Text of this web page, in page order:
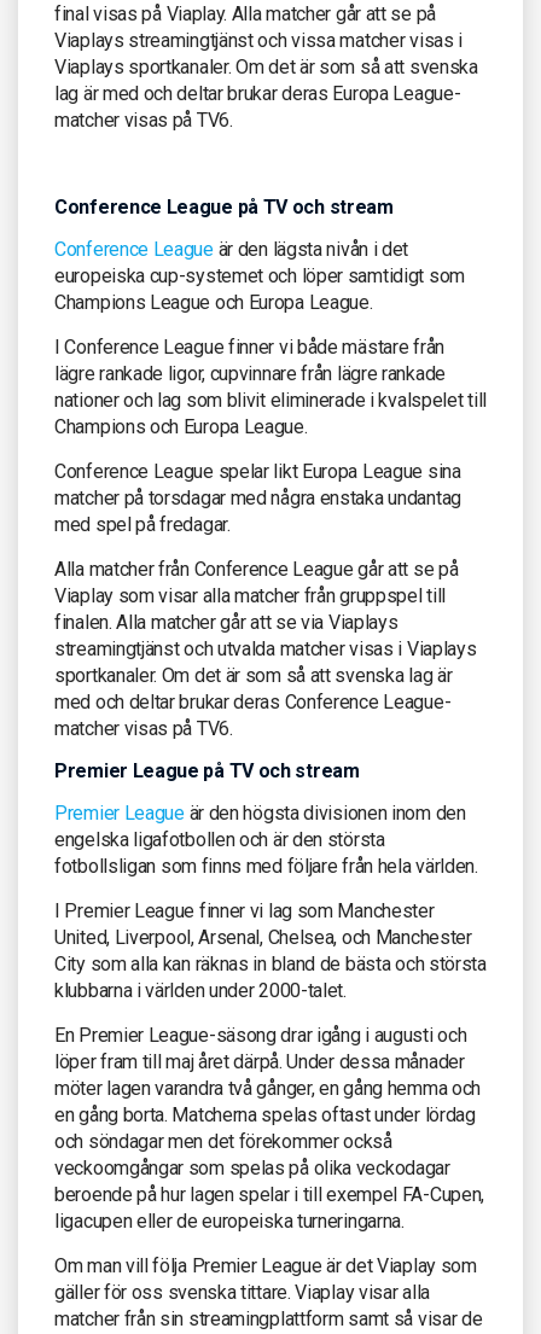
final visas på Viaplay. Alla matcher går att se på
Viaplays streamingtjänst och vissa matcher visas i
Viaplays sportkanaler. Om det är som så att svenska
lag är med och deltar brukar deras Europa League-
matcher visas på TV6.
Conference League på TV och stream
Conference Leagueär den lägsta nivån i det
europeiska cup-systemet och löper samtidigt som
Champions League och Europa League.
I Conference League finner vi både mästare från
lägre rankade ligor, cupvinnare från lägre rankade
nationer och lag som blivit eliminerade i kvalspelet till
Champions och Europa League.
Conference League spelar likt Europa League sina
matcher på torsdagar med några enstaka undantag
med spel på fredagar.
Alla matcher från Conference League går att se på
Viaplay som visar alla matcher från gruppspel till
finalen. Alla matcher går att se via Viaplays
streamingtjänst och utvalda matcher visas i Viaplays
sportkanaler. Om det är som så att svenska lag är
med och deltar brukar deras Conference League-
matcher visas på TV6.
Premier League på TV och stream
Premier Leagueär den högsta divisionen inom den
engelska ligafotbollen och är den största
fotbollsligan som finns med följare från hela världen.
I Premier League finner vi lag som Manchester
United, Liverpool, Arsenal, Chelsea, och Manchester
City som alla kan räknas in bland de bästa och största
klubbarna i världen under 2000-talet.
En Premier League-säsong drar igång i augusti och
löper fram till maj året därpå. Under dessa månader
möter lagen varandra två gånger, en gång hemma och
en gång borta. Matcherna spelas oftast under lördag
och söndagar men det förekommer också
veckoomgångar som spelas på olika veckodagar
beroende på hur lagen spelar i till exempel FA-Cupen,
ligacupen eller de europeiska turneringarna.
Om man vill följa Premier League är det Viaplay som
gäller för oss svenska tittare. Viaplay visar alla
matcher från sin streamingplattform samt så visar de